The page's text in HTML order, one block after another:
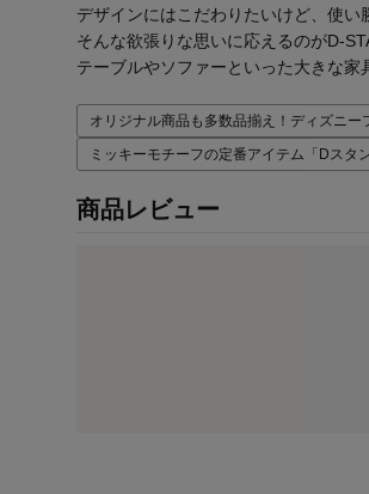
デザインにはこだわりたいけど、使い
そんな欲張りな思いに応えるのがD-
テーブルやソファーといった大きな
オリジナル商品も多数品揃え！ディズニー
ミッキーモチーフの定番アイテム「Dスタ
商品レビュー